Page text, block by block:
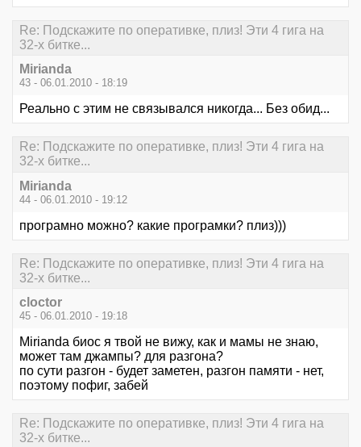
Re: Подскажите по оперативке, плиз! Эти 4 гига на
32-х битке...
Mirianda
43 - 06.01.2010 - 18:19
Реально с этим не связывался никогда... Без обид...
Re: Подскажите по оперативке, плиз! Эти 4 гига на
32-х битке...
Mirianda
44 - 06.01.2010 - 19:12
програмно можно? какие програмки? плиз)))
Re: Подскажите по оперативке, плиз! Эти 4 гига на
32-х битке...
cloctor
45 - 06.01.2010 - 19:18
Mirianda биос я твой не вижу, как и мамы не знаю,
может там джампы? для разгона?
по сути разгон - будет заметен, разгон памяти - нет,
поэтому пофиг, забей
Re: Подскажите по оперативке, плиз! Эти 4 гига на
32-х битке...